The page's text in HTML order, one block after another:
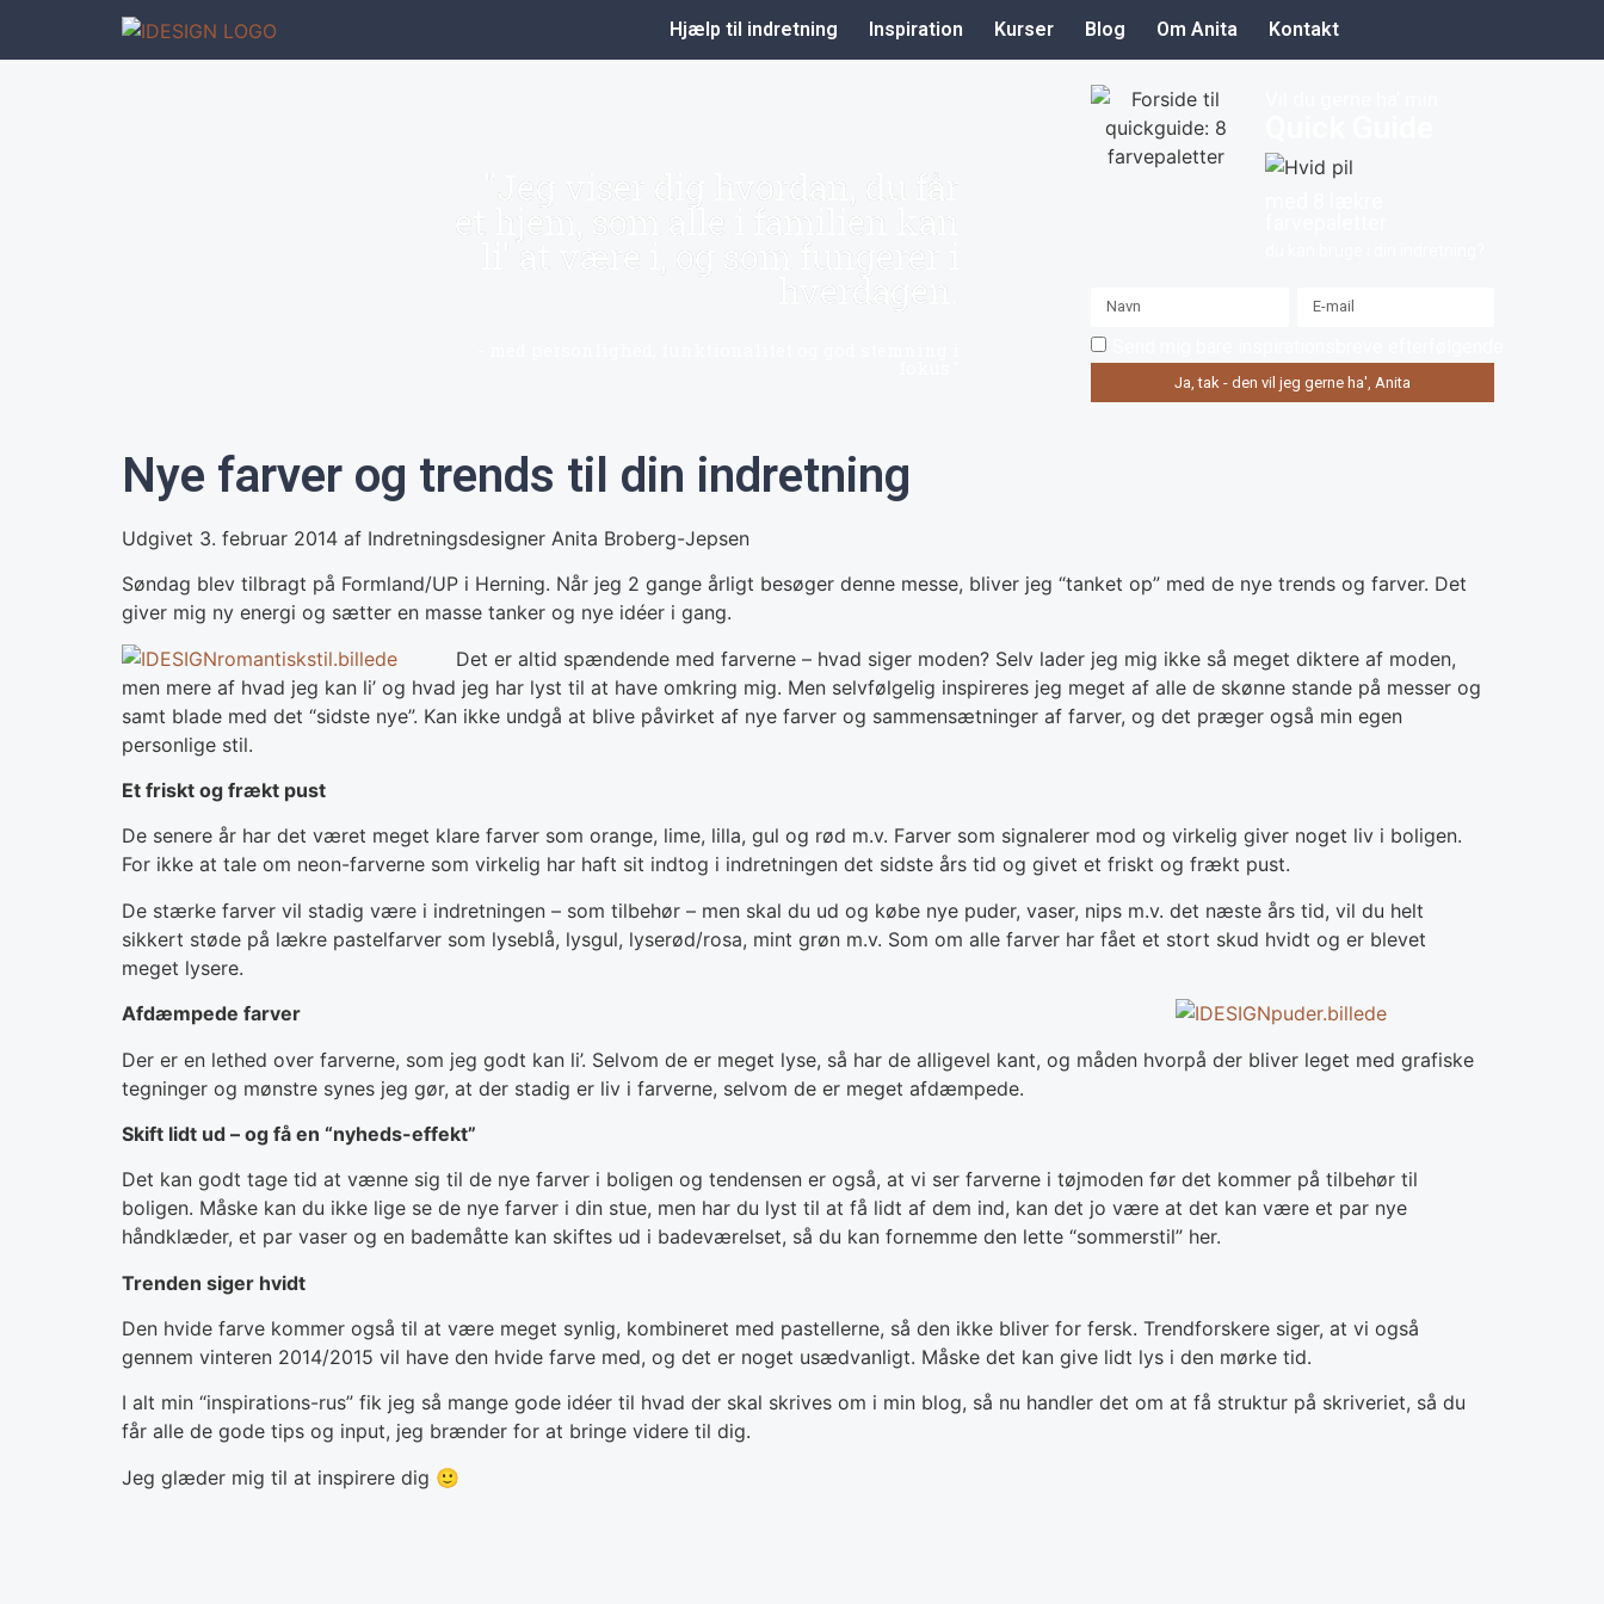
Hjælp til indretning Inspiration Kurser Blog Om Anita Kontakt
"Jeg viser dig hvordan, du får
et hjem, som alle i familien kan
li' at være i, og som fungerer i
hverdagen.
Ja, tak - den vil jeg gerne ha', Anita
Nye farver og trends til din indretning
Udgivet 3. februar 2014 af Indretningsdesigner Anita Broberg-Jepsen
Søndag blev tilbragt på Formland/UP i Herning. Når jeg 2 gange årligt besøger denne messe, bliver jeg “tanket op” med de nye trends og farver. Det
giver mig ny energi og sætter en masse tanker og nye idéer i gang.
Det er altid spændende med farverne – hvad siger moden? Selv lader jeg mig ikke så meget diktere af moden,
men mere af hvad jeg kan li’ og hvad jeg har lyst til at have omkring mig. Men selvfølgelig inspireres jeg meget af alle de skønne stande på messer og
samt blade med det “sidste nye”. Kan ikke undgå at blive påvirket af nye farver og sammensætninger af farver, og det præger også min egen
personlige stil.
Et friskt og frækt pust
De senere år har det været meget klare farver som orange, lime, lilla, gul og rød m.v. Farver som signalerer mod og virkelig giver noget liv i boligen.
For ikke at tale om neon-farverne som virkelig har haft sit indtog i indretningen det sidste års tid og givet et friskt og frækt pust.
De stærke farver vil stadig være i indretningen – som tilbehør – men skal du ud og købe nye puder, vaser, nips m.v. det næste års tid, vil du helt
sikkert støde på lækre pastelfarver som lyseblå, lysgul, lyserød/rosa, mint grøn m.v. Som om alle farver har fået et stort skud hvidt og er blevet
meget lysere.
Afdæmpede farver
Der er en lethed over farverne, som jeg godt kan li’. Selvom de er meget lyse, så har de alligevel kant, og måden hvorpå der bliver leget med grafiske
tegninger og mønstre synes jeg gør, at der stadig er liv i farverne, selvom de er meget afdæmpede.
Skift lidt ud – og få en “nyheds-effekt”
Det kan godt tage tid at vænne sig til de nye farver i boligen og tendensen er også, at vi ser farverne i tøjmoden før det kommer på tilbehør til
boligen. Måske kan du ikke lige se de nye farver i din stue, men har du lyst til at få lidt af dem ind, kan det jo være at det kan være et par nye
håndklæder, et par vaser og en bademåtte kan skiftes ud i badeværelset, så du kan fornemme den lette “sommerstil” her.
Trenden siger hvidt
Den hvide farve kommer også til at være meget synlig, kombineret med pastellerne, så den ikke bliver for fersk. Trendforskere siger, at vi også
gennem vinteren 2014/2015 vil have den hvide farve med, og det er noget usædvanligt. Måske det kan give lidt lys i den mørke tid.
I alt min “inspirations-rus” fik jeg så mange gode idéer til hvad der skal skrives om i min blog, så nu handler det om at få struktur på skriveriet, så du
får alle de gode tips og input, jeg brænder for at bringe videre til dig.
Jeg glæder mig til at inspirere dig 🙂